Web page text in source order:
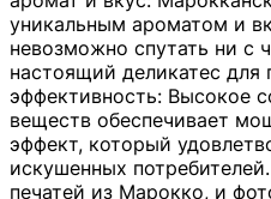
уникальным ароматом и
невозможно спутать ни с
настоящий деликатес для
эффективность: Высокое
веществ обеспечивает
эффект, который
искушенных
печатей из Марокко, и